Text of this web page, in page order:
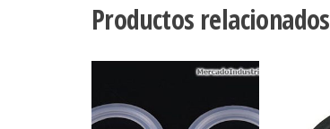
Productos relacionados